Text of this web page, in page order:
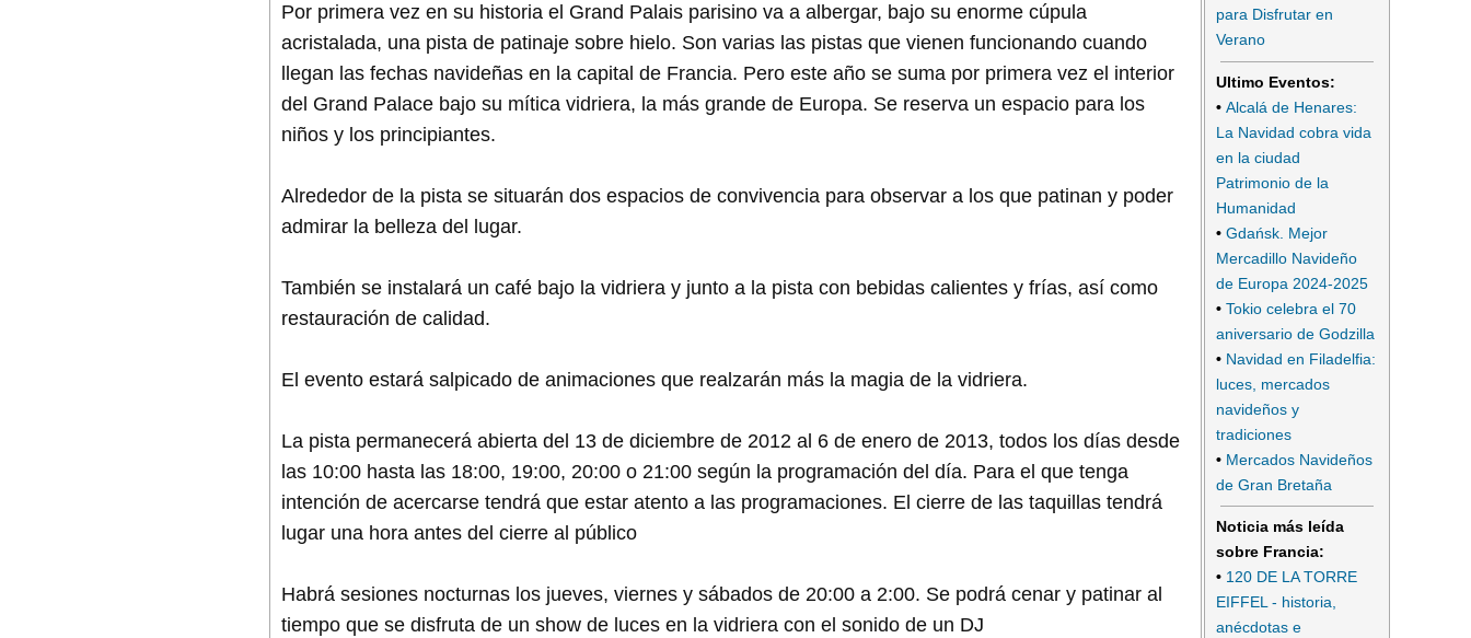
Por primera vez en su historia el Grand Palais parisino va a albergar, bajo su enorme cúpula
acristalada, una pista de patinaje sobre hielo. Son varias las pistas que vienen funcionando cuando
llegan las fechas navideñas en la capital de Francia. Pero este año se suma por primera vez el interior
del Grand Palace bajo su mítica vidriera, la más grande de Europa. Se reserva un espacio para los
niños y los principiantes.
Alrededor de la pista se situarán dos espacios de convivencia para observar a los que patinan y poder
admirar la belleza del lugar.
También se instalará un café bajo la vidriera y junto a la pista con bebidas calientes y frías, así como
restauración de calidad.
El evento estará salpicado de animaciones que realzarán más la magia de la vidriera.
La pista permanecerá abierta del 13 de diciembre de 2012 al 6 de enero de 2013, todos los días desde
las 10:00 hasta las 18:00, 19:00, 20:00 o 21:00 según la programación del día. Para el que tenga
intención de acercarse tendrá que estar atento a las programaciones. El cierre de las taquillas tendrá
lugar una hora antes del cierre al público
Habrá sesiones nocturnas los jueves, viernes y sábados de 20:00 a 2:00. Se podrá cenar y patinar al
tiempo que se disfruta de un show de luces en la vidriera con el sonido de un DJ
para Disfrutar en
Verano
Ultimo Eventos:
• Alcalá de Henares:
La Navidad cobra vida
en la ciudad
Patrimonio de la
Humanidad
• Gdańsk. Mejor
Mercadillo Navideño
de Europa 2024-2025
• Tokio celebra el 70
aniversario de Godzilla
• Navidad en Filadelfia:
luces, mercados
navideños y
tradiciones
• Mercados Navideños
de Gran Bretaña
Noticia más leída
sobre Francia:
• 120 DE LA TORRE
EIFFEL - historia,
anécdotas e